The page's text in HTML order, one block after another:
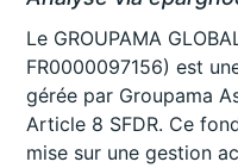
Le GROUPAMA
FR0000097156) est
gérée par Groupama
Article 8 SFDR. Ce
mise sur une gestion